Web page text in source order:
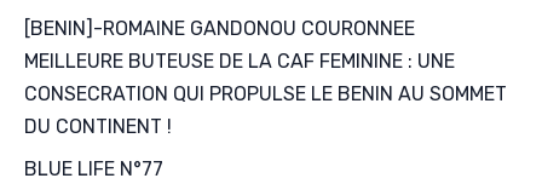
[BENIN]-ROMAINE GANDONOU COURONNEE
MEILLEURE BUTEUSE DE LA CAF FEMININE : UNE
CONSECRATION QUI PROPULSE LE BENIN AU SOMMET
DU CONTINENT !
BLUE LIFE N°77